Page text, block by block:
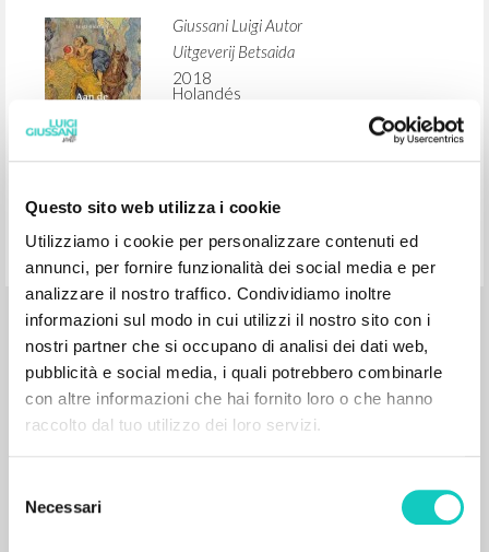
Questo sito web utilizza i cookie
Utilizziamo i cookie per personalizzare contenuti ed
annunci, per fornire funzionalità dei social media e per
analizzare il nostro traffico. Condividiamo inoltre
informazioni sul modo in cui utilizzi il nostro sito con i
nostri partner che si occupano di analisi dei dati web,
pubblicità e social media, i quali potrebbero combinarle
con altre informazioni che hai fornito loro o che hanno
raccolto dal tuo utilizzo dei loro servizi.
delNecessari
1DOCUMENTOS ENCONTRADOS
Aan de oorsprong van de Christelijke
claim: ParCours, deel 2
Giussani Luigi Autor
Uitgeverij Betsaida
2018
Holandés
Lugar de edición : 's-Hertogenbosch
Páginas: 172
ISBN : 978-94-91991-65-3